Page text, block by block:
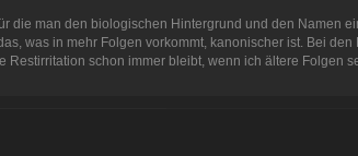
die man den biologischen Hintergrund und den Namen
was in mehr Folgen vorkommt, kanonischer ist. Bei
schon immer bleibt, wenn ich ältere Folgen